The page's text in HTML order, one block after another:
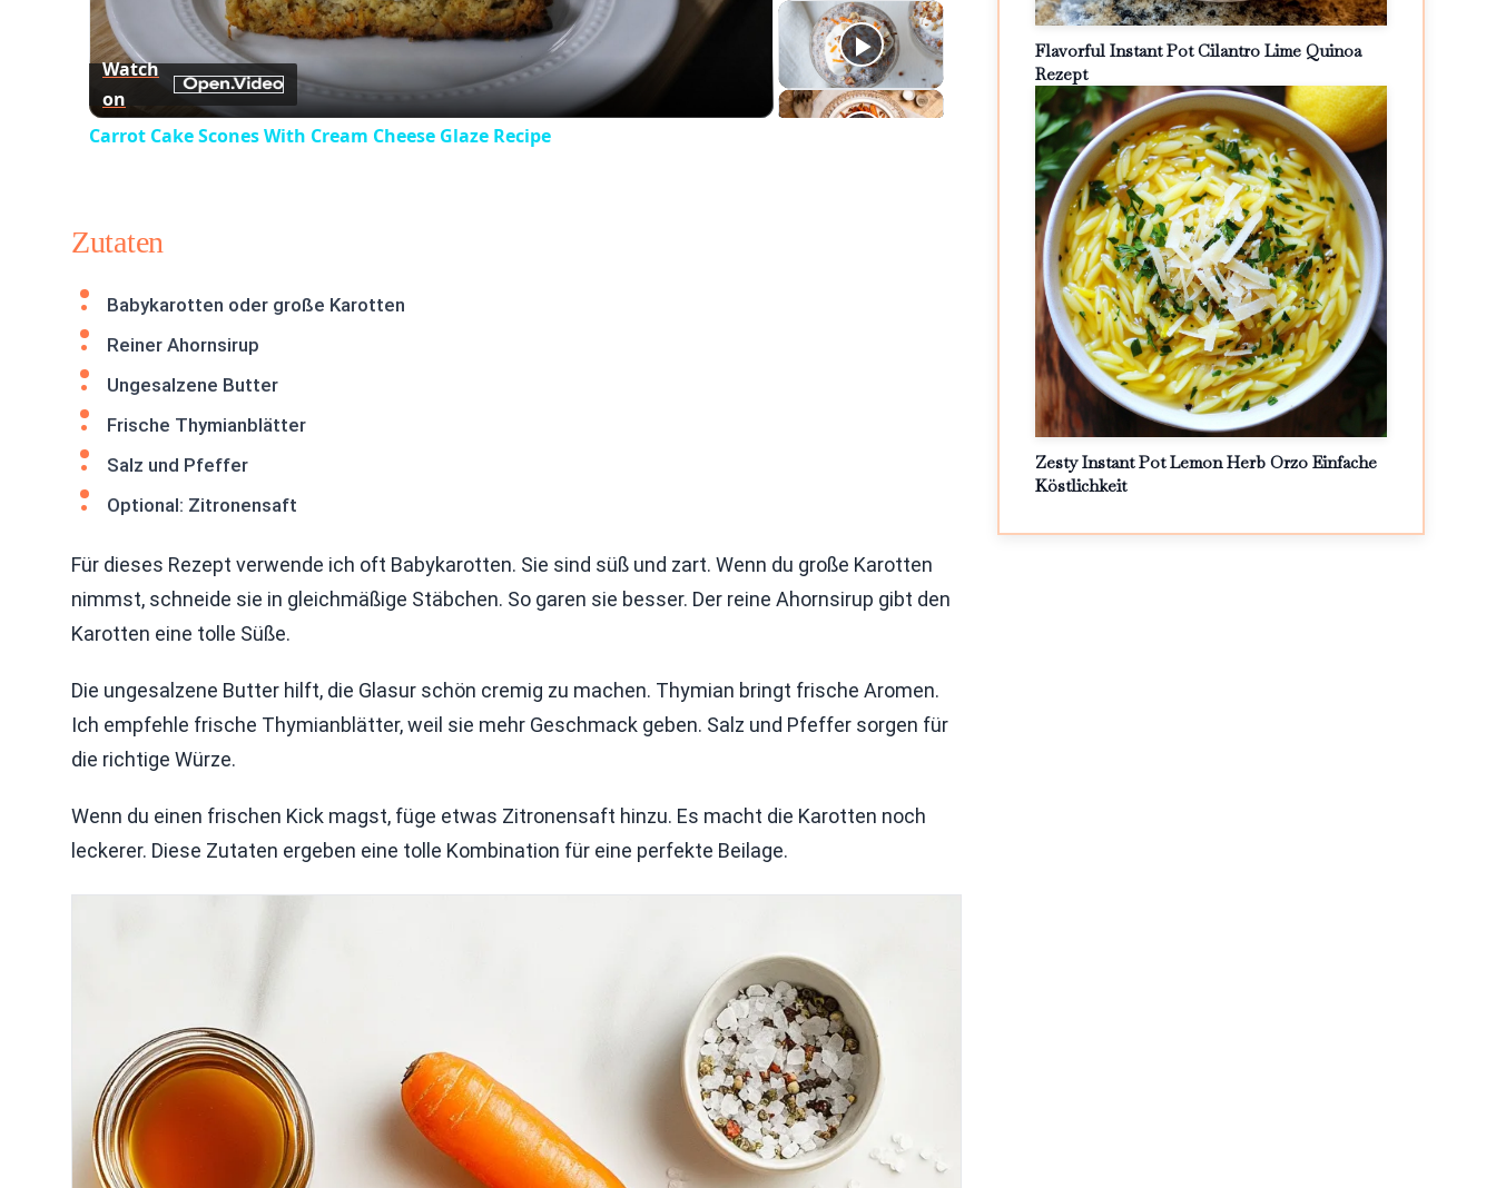
Video
Watch
on
Carrot Cake Scones With Cream Cheese Glaze Recipe
Zutaten
Babykarotten oder große Karotten
Reiner Ahornsirup
Ungesalzene Butter
Frische Thymianblätter
Salz und Pfeffer
Optional: Zitronensaft
Für dieses Rezept verwende ich oft Babykarotten. Sie sind süß und zart. Wenn du große Karotten
nimmst, schneide sie in gleichmäßige Stäbchen. So garen sie besser. Der reine Ahornsirup gibt den
Karotten eine tolle Süße.
Die ungesalzene Butter hilft, die Glasur schön cremig zu machen. Thymian bringt frische Aromen.
Ich empfehle frische Thymianblätter, weil sie mehr Geschmack geben. Salz und Pfeffer sorgen für
die richtige Würze.
Wenn du einen frischen Kick magst, füge etwas Zitronensaft hinzu. Es macht die Karotten noch
leckerer. Diese Zutaten ergeben eine tolle Kombination für eine perfekte Beilage.
Flavorful Instant Pot Cilantro Lime Quinoa
Rezept
Zesty Instant Pot Lemon Herb Orzo Einfache
Köstlichkeit